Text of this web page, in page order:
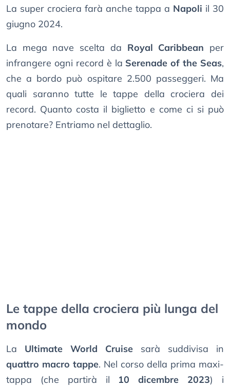
La super crociera farà anche tappa a Napoli il 30
giugno 2024.
La mega nave scelta da Royal Caribbean per
infrangere ogni record è la Serenade of the Seas,
che a bordo può ospitare 2.500 passeggeri. Ma
quali saranno tutte le tappe della crociera dei
record. Quanto costa il biglietto e come ci si può
prenotare? Entriamo nel dettaglio.
Le tappe della crociera più lunga del
mondo
La Ultimate World Cruise sarà suddivisa in
quattro macro tappe. Nel corso della prima maxi-
tappa (che partirà il 10 dicembre 2023) i